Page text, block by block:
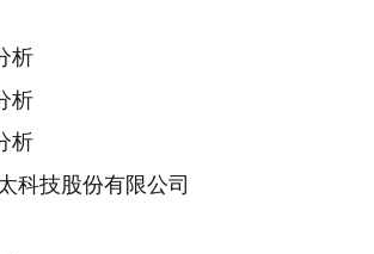
析
析
析
科技股份有限公司